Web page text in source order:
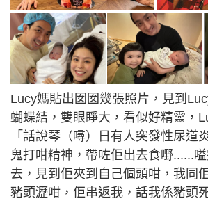
Lucy媽貼出囡囡幾張照片，見到
蝴蝶結，雙眼睜大，看似好精靈，
「話說琴（噚）日有人突發性尿道
鬼打咁精神，帶咗佢出去食嘢......
去，見到佢夾到自己個頭咁，我同
豬頭瀝咁，佢串返我，話我係豬頭